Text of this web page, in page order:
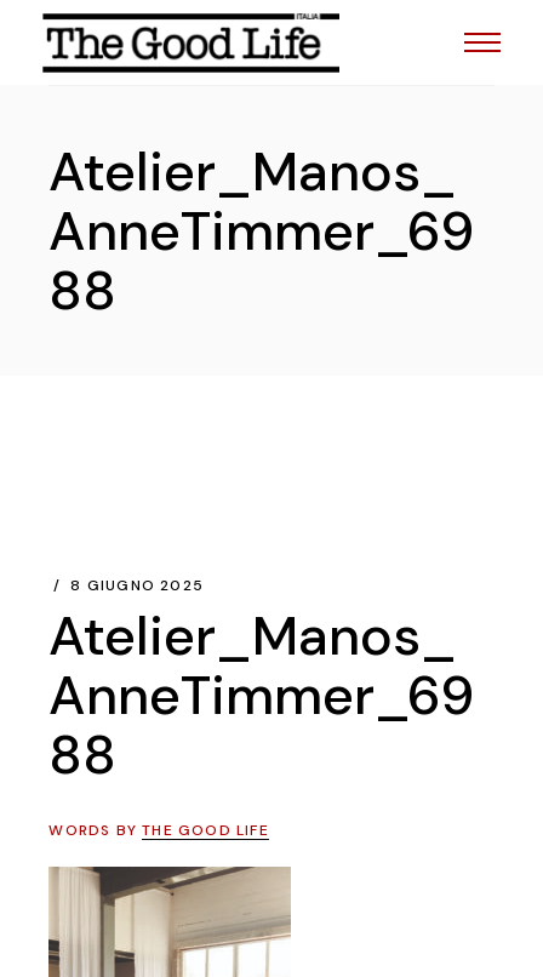
Atelier_Manos_
AnneTimmer_69
88
8 GIUGNO 2025
Atelier_Manos_
AnneTimmer_69
88
WORDS BYTHE GOOD LIFE